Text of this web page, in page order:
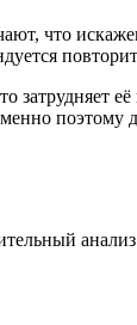
что
затрудняет
поэтому